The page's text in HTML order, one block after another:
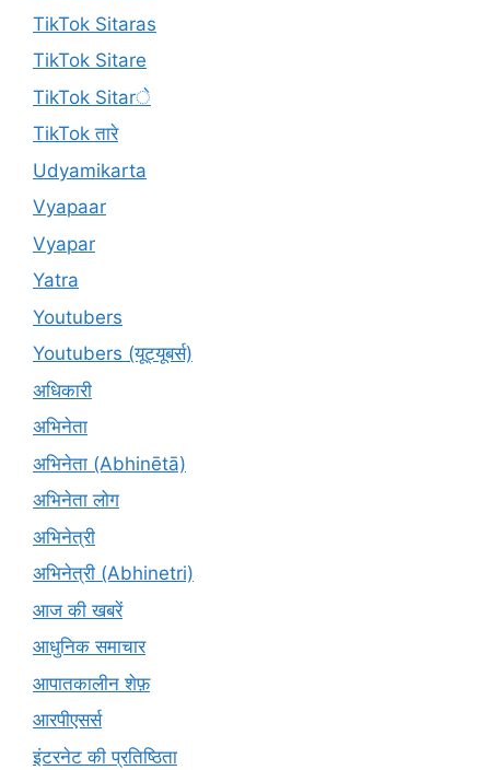
TikTok Sitaras
TikTok Sitare
TikTok Sitarे
TikTok तारे
Udyamikarta
Vyapaar
Vyapar
Yatra
Youtubers
Youtubers (यूट्यूबर्स)
अधिकारी
अभिनेता
अभिनेता (Abhinētā)
अभिनेता लोग
अभिनेत्री
अभिनेत्री (Abhinetri)
आज की खबरें
आधुनिक समाचार
आपातकालीन शेफ़
आरपीएसर्स
इंटरनेट की प्रतिष्ठिता